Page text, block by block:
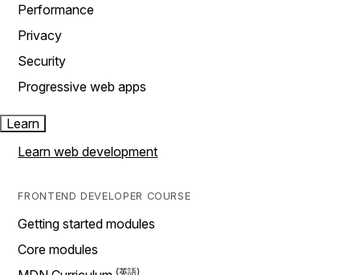
Performance
Privacy
Security
Progressive web apps
Learn
Learn web development
FRONTEND DEVELOPER COURSE
Getting started modules
Core modules